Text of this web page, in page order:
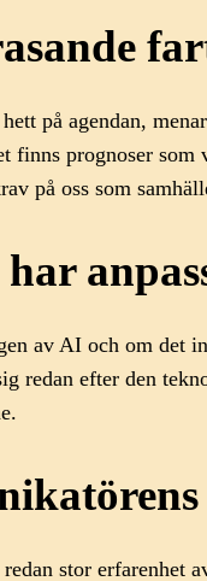
på agendan,
finns prognoser
på oss som
av AI och om det
redan efter den
stor